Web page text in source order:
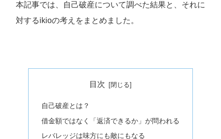
本記事では、自己破産について調べた結果と、それに
対するikioの考えをまとめました。
目次
自己破産とは？
借金額ではなく「返済できるか」が問われる
レバレッジは味方にも敵にもなる